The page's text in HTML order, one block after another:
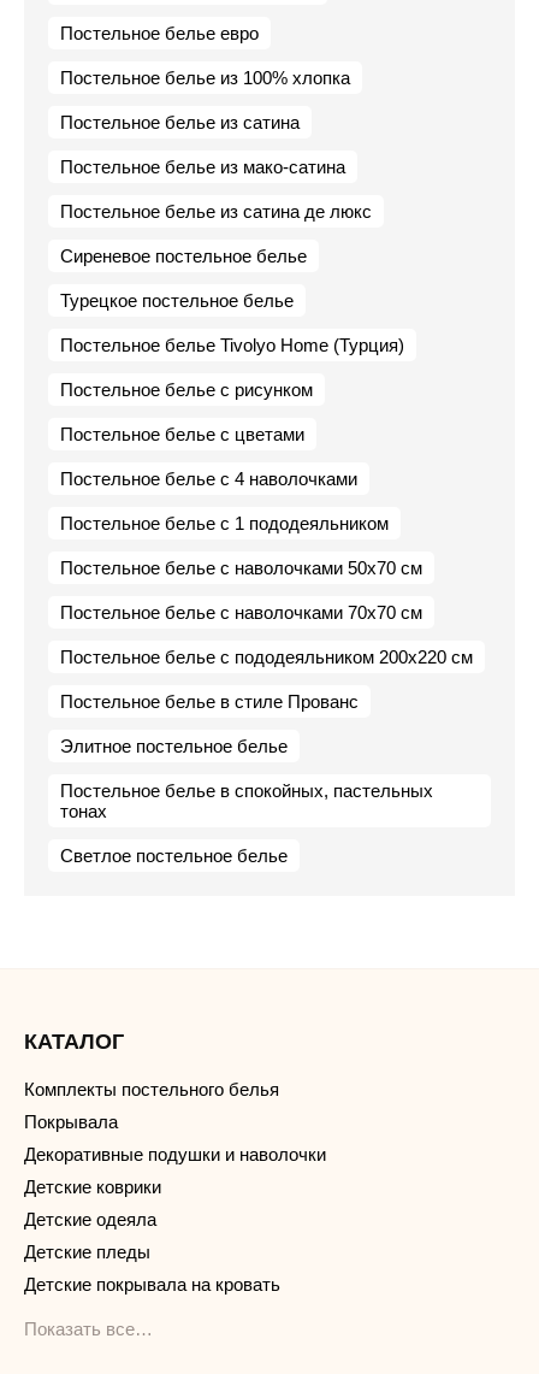
Постельное белье евро
Постельное белье из 100% хлопка
Постельное белье из сатина
Постельное белье из мако-сатина
Постельное белье из сатина де люкс
Сиреневое постельное белье
Турецкое постельное белье
Постельное белье Tivolyo Home (Турция)
Постельное белье с рисунком
Постельное белье с цветами
Постельное белье с 4 наволочками
Постельное белье с 1 пододеяльником
Постельное белье с наволочками 50х70 см
Постельное белье с наволочками 70х70 см
Постельное белье с пододеяльником 200х220 см
Постельное белье в стиле Прованс
Элитное постельное белье
Постельное белье в спокойных, пастельных
тонах
Светлое постельное белье
КАТАЛОГ
Комплекты постельного белья
Покрывала
Декоративные подушки и наволочки
Детские коврики
Детские одеяла
Детские пледы
Детские покрывала на кровать
Показать все…